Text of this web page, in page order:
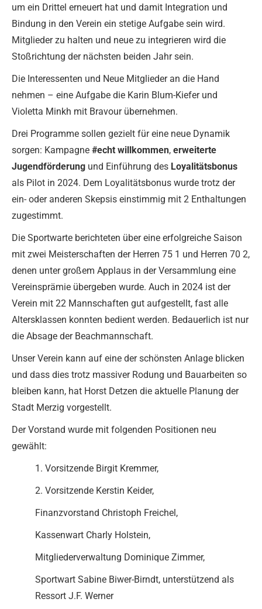
um ein Drittel erneuert hat und damit Integration und
Bindung in den Verein ein stetige Aufgabe sein wird.
Mitglieder zu halten und neue zu integrieren wird die
Stoßrichtung der nächsten beiden Jahr sein.
Die Interessenten und Neue Mitglieder an die Hand
nehmen – eine Aufgabe die Karin Blum-Kiefer und
Violetta Minkh mit Bravour übernehmen.
Drei Programme sollen gezielt für eine neue Dynamik
sorgen: Kampagne #echt willkommen, erweiterte
Jugendförderung und Einführung des Loyalitätsbonus
als Pilot in 2024. Dem Loyalitätsbonus wurde trotz der
ein- oder anderen Skepsis einstimmig mit 2 Enthaltungen
zugestimmt.
Die Sportwarte berichteten über eine erfolgreiche Saison
mit zwei Meisterschaften der Herren 75 1 und Herren 70 2,
denen unter großem Applaus in der Versammlung eine
Vereinsprämie übergeben wurde. Auch in 2024 ist der
Verein mit 22 Mannschaften gut aufgestellt, fast alle
Altersklassen konnten bedient werden. Bedauerlich ist nur
die Absage der Beachmannschaft.
Unser Verein kann auf eine der schönsten Anlage blicken
und dass dies trotz massiver Rodung und Bauarbeiten so
bleiben kann, hat Horst Detzen die aktuelle Planung der
Stadt Merzig vorgestellt.
Der Vorstand wurde mit folgenden Positionen neu
gewählt:
1. Vorsitzende Birgit Kremmer,
2. Vorsitzende Kerstin Keider,
Finanzvorstand Christoph Freichel,
Kassenwart Charly Holstein,
Mitgliederverwaltung Dominique Zimmer,
Sportwart Sabine Biwer-Birndt, unterstützend als
Ressort J.F. Werner